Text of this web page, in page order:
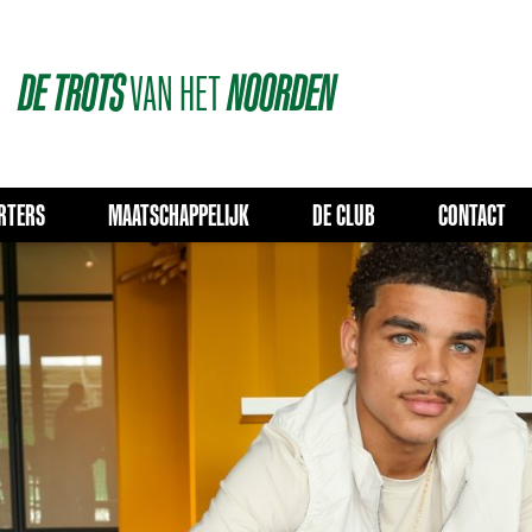
DETROTSVANHETNOORDEN
MAATSCHAPPELIJK DE CLUB CONTACT